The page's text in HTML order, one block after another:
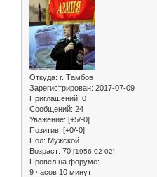
Откуда: г. Тамбов
Зарегистрирован: 2017-07-09
Приглашений: 0
Сообщений: 24
Уважение: [+5/-0]
Позитив: [+0/-0]
Пол: Мужской
Возраст: 70 [1956-02-02]
Провел на форуме:
9 часов 10 минут